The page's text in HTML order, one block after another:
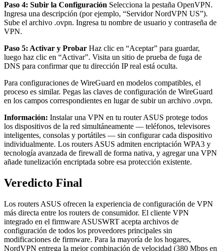
Paso 4: Subir la Configuración Selecciona la pestaña OpenVPN.
Ingresa una descripción (por ejemplo, “Servidor NordVPN US”).
Sube el archivo .ovpn. Ingresa tu nombre de usuario y contraseña de
VPN.
Paso 5: Activar y Probar Haz clic en “Aceptar” para guardar,
luego haz clic en “Activar”. Visita un sitio de prueba de fuga de
DNS para confirmar que tu dirección IP real está oculta.
Para configuraciones de WireGuard en modelos compatibles, el
proceso es similar. Pegas las claves de configuración de WireGuard
en los campos correspondientes en lugar de subir un archivo .ovpn.
Información: Instalar una VPN en tu router ASUS protege todos
los dispositivos de la red simultáneamente — teléfonos, televisores
inteligentes, consolas y portátiles — sin configurar cada dispositivo
individualmente. Los routers ASUS admiten encriptación WPA3 y
tecnología avanzada de firewall de forma nativa, y agregar una VPN
añade tunelización encriptada sobre esa protección existente.
Veredicto Final
Los routers ASUS ofrecen la experiencia de configuración de VPN
más directa entre los routers de consumidor. El cliente VPN
integrado en el firmware ASUSWRT acepta archivos de
configuración de todos los proveedores principales sin
modificaciones de firmware. Para la mayoría de los hogares,
NordVPN entrega la mejor combinación de velocidad (380 Mbps en